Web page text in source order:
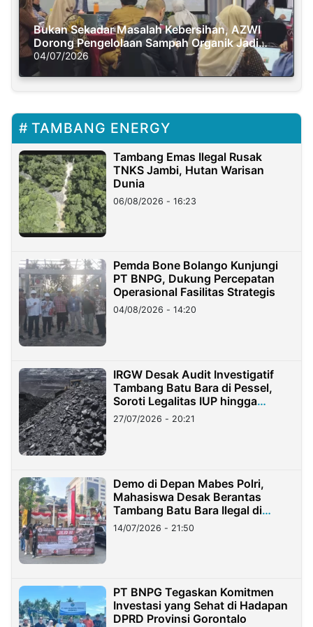
Bukan Sekadar Masalah Kebersihan, AZWI
Dorong Pengelolaan Sampah Organik Jadi
Solusi Krisis Iklim
04/07/2026
TAMBANG ENERGY
Tambang Emas Ilegal Rusak
TNKS Jambi, Hutan Warisan
Dunia
06/08/2026 - 16:23
Pemda Bone Bolango Kunjungi
PT BNPG, Dukung Percepatan
Operasional Fasilitas Strategis
04/08/2026 - 14:20
IRGW Desak Audit Investigatif
Tambang Batu Bara di Pessel,
Soroti Legalitas IUP hingga
Stockpile
27/07/2026 - 20:21
Demo di Depan Mabes Polri,
Mahasiswa Desak Berantas
Tambang Batu Bara Ilegal di
Lampung
14/07/2026 - 21:50
PT BNPG Tegaskan Komitmen
Investasi yang Sehat di Hadapan
DPRD Provinsi Gorontalo